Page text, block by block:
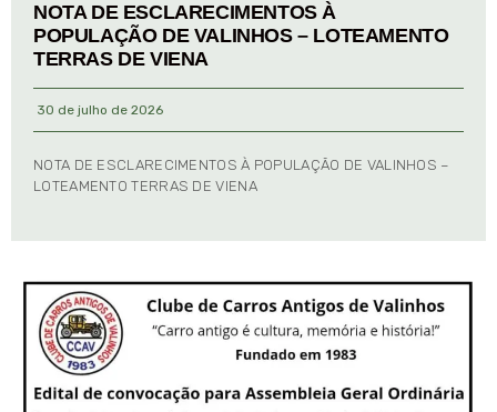
NOTA DE ESCLARECIMENTOS À
POPULAÇÃO DE VALINHOS – LOTEAMENTO
TERRAS DE VIENA
30 de julho de 2026
NOTA DE ESCLARECIMENTOS À POPULAÇÃO DE VALINHOS –
LOTEAMENTO TERRAS DE VIENA